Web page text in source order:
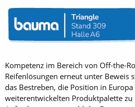
Kompetenz im Bereich von Off-the-­
Reifenlösungen erneut unter Beweis
das Bestreben, die Position in
weiterentwickelten Produktpalette zu